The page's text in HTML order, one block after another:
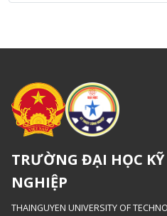
TRƯỜNG ĐẠI HỌC
NGHIỆP
THAINGUYEN UNIVERSITY OF